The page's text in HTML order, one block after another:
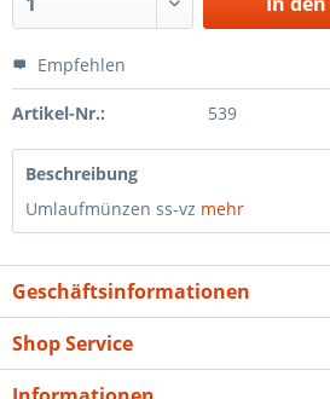
Empfehlen
Artikel-Nr.: 539
Beschreibung
Umlaufmünzen ss-vz mehr
Geschäftsinformationen
Shop Service